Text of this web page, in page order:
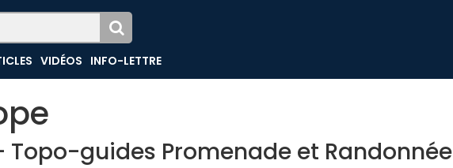
VIDÉOS INFO-LETTRE
- Topo-guides Promenade et Randonnée